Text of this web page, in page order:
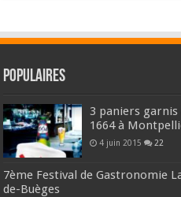
Populaires
3 paniers garnis
1664 à
4 juin 2015 22
7ème Festival de Gastronomie
de-Buèges